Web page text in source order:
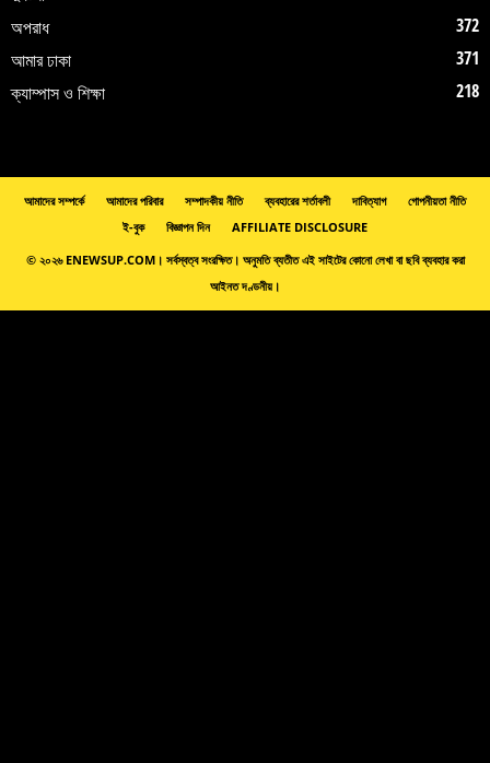
অপরাধ
372
আমার ঢাকা
371
ক্যাম্পাস ও শিক্ষা
218
আমাদের সম্পর্কে আমাদের পরিবার সম্পাদকীয় নীতি ব্যবহারের শর্তাবলী দাবিত্যাগ
গোপনীয়তা নীতি
ই-বুক
বিজ্ঞাপন দিন
AFFILIATE DISCLOSURE
© ২০২৬ ENEWSUP.COM। সর্বস্বত্ব সংরক্ষিত। অনুমতি ব্যতীত এই সাইটের কোনো লেখা বা ছবি ব্যবহার করা
আইনত দণ্ডনীয়।